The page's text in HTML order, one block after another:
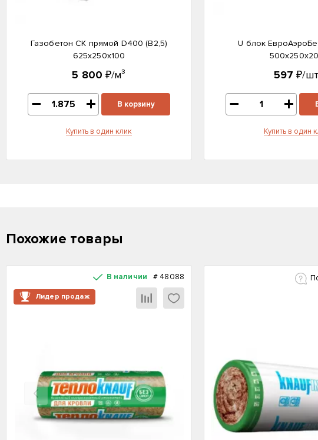
Газобетон СК прямой D400 (B2,5)
625x250x100
5 800 ₽/м³
В корзину
Купить в один клик
U блок
597 ₽/
Купить в один
Похожие товары
Лидер продаж
В наличии # 48088
Назад